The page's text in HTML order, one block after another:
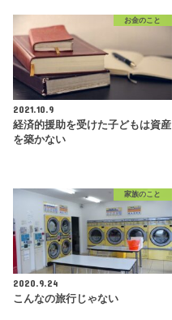
お金のこと
2021.10.9
経済的援助を受けた子どもは資産
を築かない
家族のこと
2020.9.24
こんなの旅行じゃない